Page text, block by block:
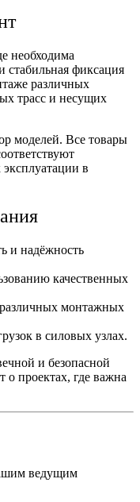
необходима
фиксация
различных
трасс и несущих
моделей. Все товары
в
и надёжность
качественных
монтажных
в силовых узлах.
и безопасной
о проектах, где важна
ведущим